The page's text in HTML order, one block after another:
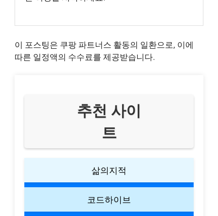
이 포스팅은 쿠팡 파트너스 활동의 일환으로, 이에
따른 일정액의 수수료를 제공받습니다.
추천 사이
트
삶의지적
코드하이브